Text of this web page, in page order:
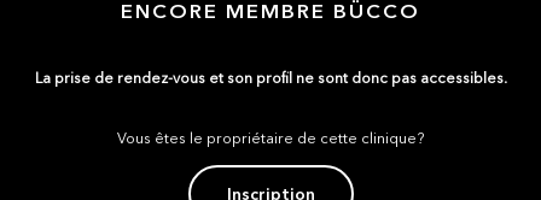
ENCORE MEMBRE BÜCCO
La prise de rendez-vous et son profil ne sont donc pas accessibles.
Vous êtes le propriétaire de cette clinique?
Inscription